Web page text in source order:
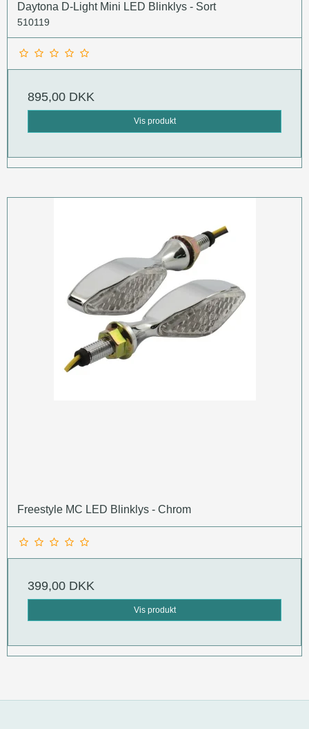
Daytona D-Light Mini LED Blinklys - Sort
510119
895,00 DKK
Vis produkt
Freestyle MC LED Blinklys - Chrom
399,00 DKK
Vis produkt